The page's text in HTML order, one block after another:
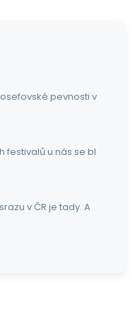
pevnosti v
festivalů u nás se bl
v ČR je tady. A